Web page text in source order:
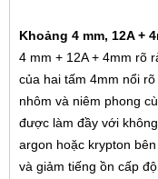
Khoảng 4 mm, 12A +
4 mm + 12A + 4mm rõ
của hai tấm 4mm nổi
nhôm và niêm phong
được làm đầy với
argon hoặc krypton
và giảm tiếng ồn cấp